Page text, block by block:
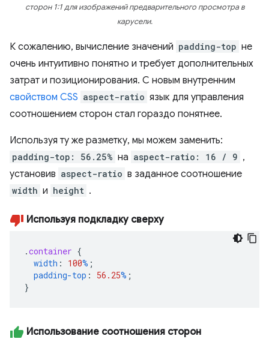
сторон 1:1 для изображений предварительного просмотра в
карусели.
К сожалению, вычисление значений padding-top не
очень интуитивно понятно и требует дополнительных
затрат и позиционирования. С новым внутренним
свойством CSS aspect-ratio язык для управления
соотношением сторон стал гораздо понятнее.
Используя ту же разметку, мы можем заменить:
padding-top: 56.25% на aspect-ratio: 16 / 9 ,
установив aspect-ratio в заданное соотношение
width и height .
Используя подкладку сверху
.container {
width : 100% ;
padding-top : 56.25% ;
}
Использование соотношения сторон